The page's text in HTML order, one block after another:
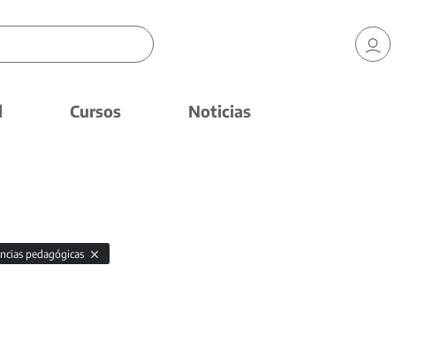
Cursos Noticias
pedagógicas